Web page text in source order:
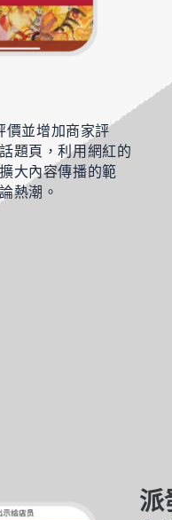
價並增加商家評
題頁，利用網紅的
大內容傳播的範
熱潮。
派